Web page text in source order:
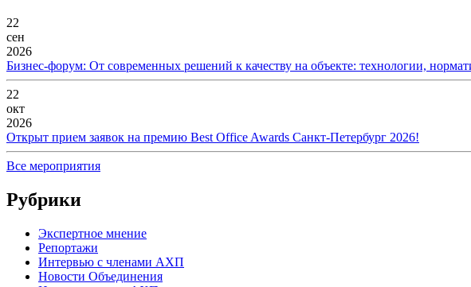
22
сен
2026
Бизнес-форум: От современных решений к качеству на объекте: технологии,
22
окт
2026
Открыт прием заявок на премию Best Office Awards Санкт-Петербург 2026!
Все мероприятия
Рубрики
Экспертное мнение
Репортажи
Интервью с членами АХП
Новости Объединения